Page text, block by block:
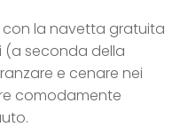
la navetta gratuita
(a seconda della
e cenare nei
comodamente